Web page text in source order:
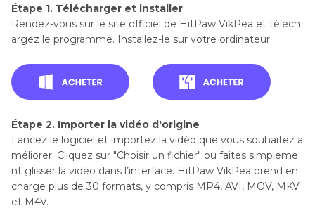
Étape 1. Télécharger et installer
Rendez-vous sur le site officiel de HitPaw VikPea et téléch
argez le programme. Installez-le sur votre ordinateur.
Étape 2. Importer la vidéo d'origine
Lancez le logiciel et importez la vidéo que vous souhaitez a
méliorer. Cliquez sur "Choisir un fichier" ou faites simpleme
nt glisser la vidéo dans l’interface. HitPaw VikPea prend en
charge plus de 30 formats, y compris MP4, AVI, MOV, MKV
et M4V.